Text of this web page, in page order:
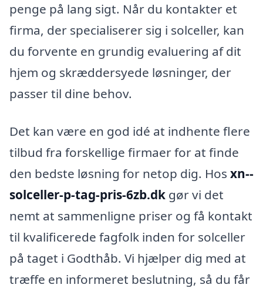
penge på lang sigt. Når du kontakter et
firma, der specialiserer sig i solceller, kan
du forvente en grundig evaluering af dit
hjem og skræddersyede løsninger, der
passer til dine behov.
Det kan være en god idé at indhente flere
tilbud fra forskellige firmaer for at finde
den bedste løsning for netop dig. Hos xn--
solceller-p-tag-pris-6zb.dk gør vi det
nemt at sammenligne priser og få kontakt
til kvalificerede fagfolk inden for solceller
på taget i Godthåb. Vi hjælper dig med at
træffe en informeret beslutning, så du får